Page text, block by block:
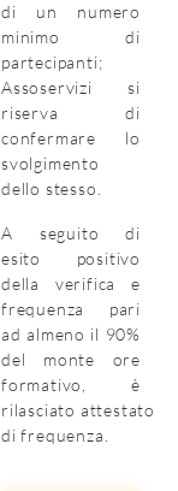
di un numero
minimo di
partecipanti;
Assoservizi si
riserva di
confermare lo
svolgimento
dello stesso.
A seguito di
esito positivo
della verifica e
frequenza pari
ad almeno il 90%
del monte ore
formativo, è
rilasciato attestato
di frequenza